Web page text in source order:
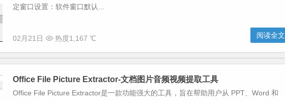
定窗口设置：软件窗口默认...
02月21日 热度1,167 ℃ 阅读全文
Office File Picture Extractor-文档图片音频视频提取工具
Office File Picture Extractor是一款功能强大的工具，旨在帮助用户从 PPT、Word 和